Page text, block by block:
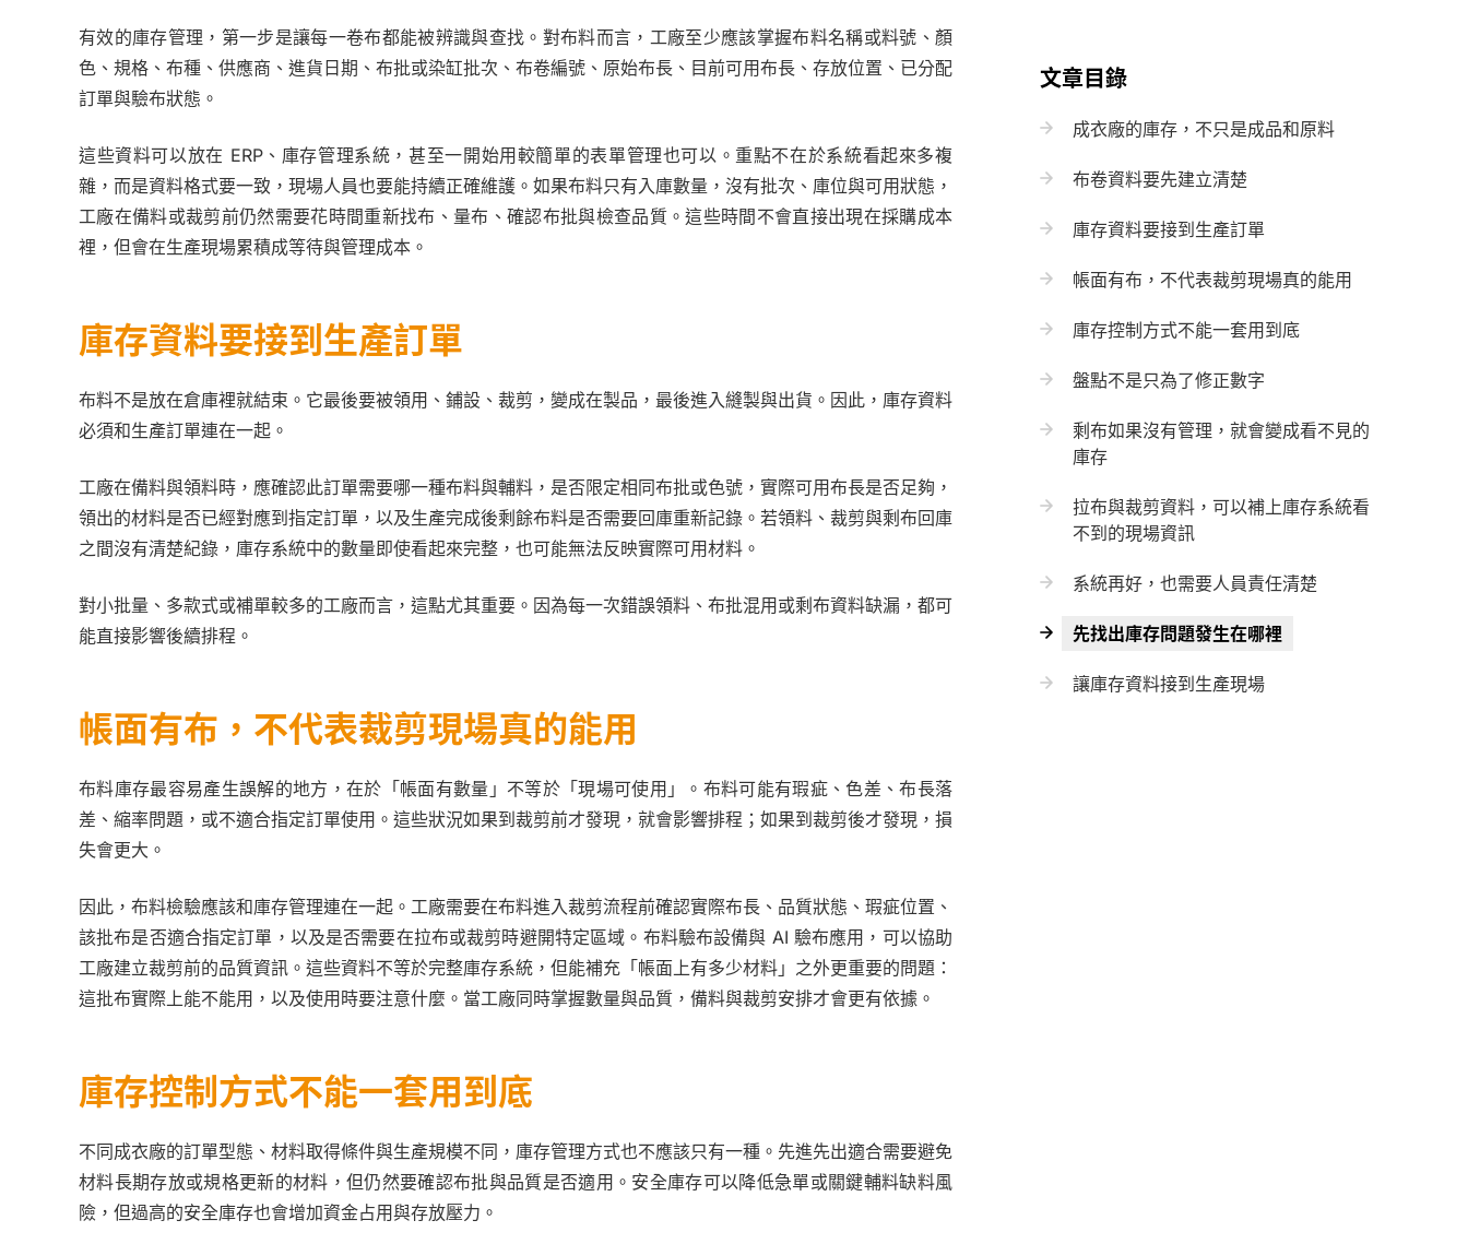
有效的庫存管理，第一步是讓每一卷布都能被辨識與查找。對布料而言，工廠至少應該掌握布料名稱或料號、顏
色、規格、布種、供應商、進貨日期、布批或染缸批次、布卷編號、原始布長、目前可用布長、存放位置、已分配
訂單與驗布狀態。
這些資料可以放在 ERP、庫存管理系統，甚至一開始用較簡單的表單管理也可以。重點不在於系統看起來多複
雜，而是資料格式要一致，現場人員也要能持續正確維護。如果布料只有入庫數量，沒有批次、庫位與可用狀態，
工廠在備料或裁剪前仍然需要花時間重新找布、量布、確認布批與檢查品質。這些時間不會直接出現在採購成本
裡，但會在生產現場累積成等待與管理成本。
庫存資料要接到生產訂單
布料不是放在倉庫裡就結束。它最後要被領用、鋪設、裁剪，變成在製品，最後進入縫製與出貨。因此，庫存資料
必須和生產訂單連在一起。
工廠在備料與領料時，應確認此訂單需要哪一種布料與輔料，是否限定相同布批或色號，實際可用布長是否足夠，
領出的材料是否已經對應到指定訂單，以及生產完成後剩餘布料是否需要回庫重新記錄。若領料、裁剪與剩布回庫
之間沒有清楚紀錄，庫存系統中的數量即使看起來完整，也可能無法反映實際可用材料。
對小批量、多款式或補單較多的工廠而言，這點尤其重要。因為每一次錯誤領料、布批混用或剩布資料缺漏，都可
能直接影響後續排程。
帳面有布，不代表裁剪現場真的能用
布料庫存最容易產生誤解的地方，在於「帳面有數量」不等於「現場可使用」。布料可能有瑕疵、色差、布長落
差、縮率問題，或不適合指定訂單使用。這些狀況如果到裁剪前才發現，就會影響排程；如果到裁剪後才發現，損
失會更大。
因此，布料檢驗應該和庫存管理連在一起。工廠需要在布料進入裁剪流程前確認實際布長、品質狀態、瑕疵位置、
該批布是否適合指定訂單，以及是否需要在拉布或裁剪時避開特定區域。布料驗布設備與 AI 驗布應用，可以協助
工廠建立裁剪前的品質資訊。這些資料不等於完整庫存系統，但能補充「帳面上有多少材料」之外更重要的問題：
這批布實際上能不能用，以及使用時要注意什麼。當工廠同時掌握數量與品質，備料與裁剪安排才會更有依據。
庫存控制方式不能一套用到底
不同成衣廠的訂單型態、材料取得條件與生產規模不同，庫存管理方式也不應該只有一種。先進先出適合需要避免
材料長期存放或規格更新的材料，但仍然要確認布批與品質是否適用。安全庫存可以降低急單或關鍵輔料缺料風
險，但過高的安全庫存也會增加資金占用與存放壓力。
文章目錄
成衣廠的庫存，不只是成品和原料
布卷資料要先建立清楚
庫存資料要接到生產訂單
帳面有布，不代表裁剪現場真的能用
庫存控制方式不能一套用到底
盤點不是只為了修正數字
剩布如果沒有管理，就會變成看不見的
庫存
拉布與裁剪資料，可以補上庫存系統看
不到的現場資訊
系統再好，也需要人員責任清楚
先找出庫存問題發生在哪裡
讓庫存資料接到生產現場